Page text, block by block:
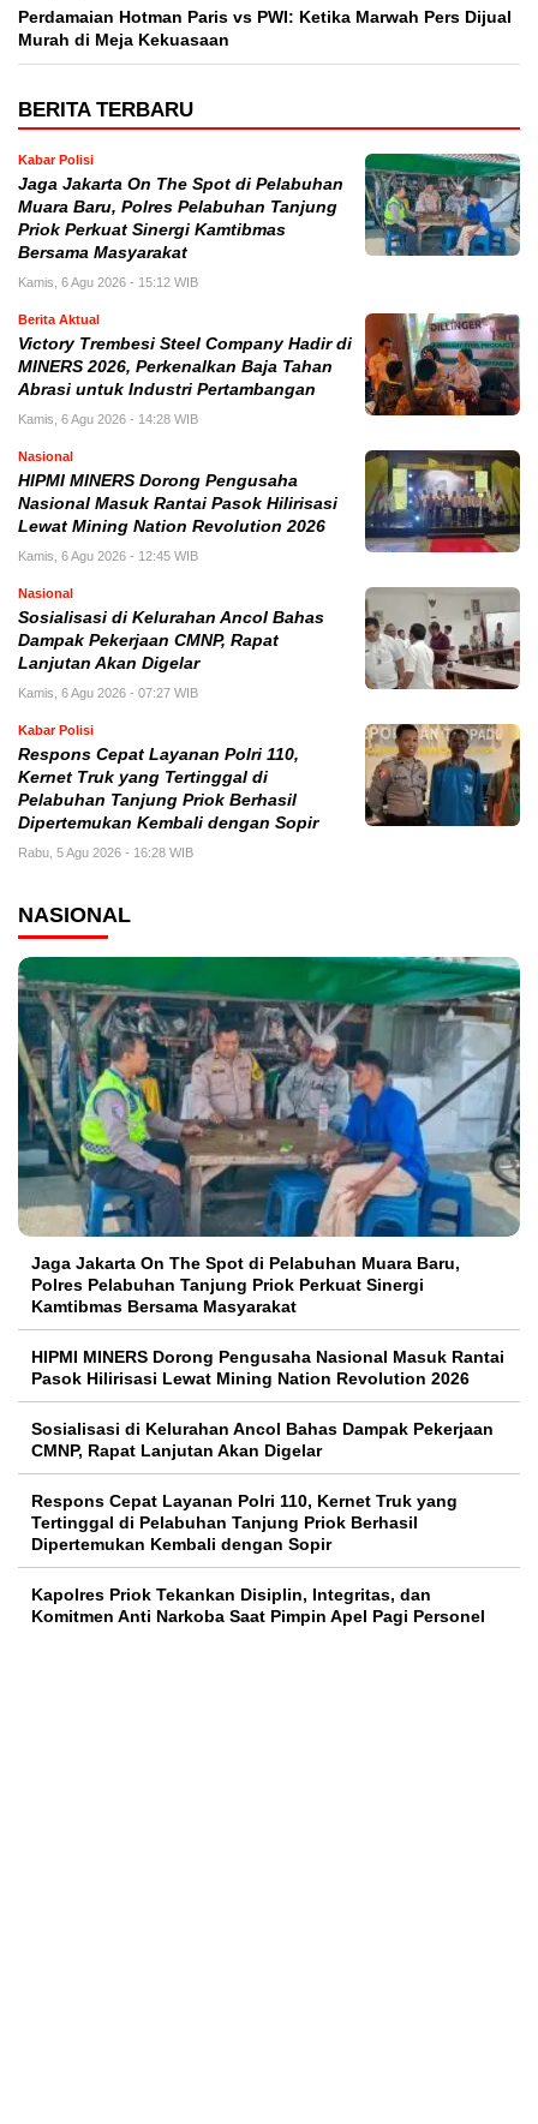
Perdamaian Hotman Paris vs PWI: Ketika Marwah Pers Dijual
Murah di Meja Kekuasaan
BERITA TERBARU
Kabar Polisi
Jaga Jakarta On The Spot di Pelabuhan
Muara Baru, Polres Pelabuhan Tanjung
Priok Perkuat Sinergi Kamtibmas
Bersama Masyarakat
Kamis, 6 Agu 2026 - 15:12 WIB
Berita Aktual
Victory Trembesi Steel Company Hadir di
MINERS 2026, Perkenalkan Baja Tahan
Abrasi untuk Industri Pertambangan
Kamis, 6 Agu 2026 - 14:28 WIB
Nasional
HIPMI MINERS Dorong Pengusaha
Nasional Masuk Rantai Pasok Hilirisasi
Lewat Mining Nation Revolution 2026
Kamis, 6 Agu 2026 - 12:45 WIB
Nasional
Sosialisasi di Kelurahan Ancol Bahas
Dampak Pekerjaan CMNP, Rapat
Lanjutan Akan Digelar
Kamis, 6 Agu 2026 - 07:27 WIB
Kabar Polisi
Respons Cepat Layanan Polri 110,
Kernet Truk yang Tertinggal di
Pelabuhan Tanjung Priok Berhasil
Dipertemukan Kembali dengan Sopir
Rabu, 5 Agu 2026 - 16:28 WIB
NASIONAL
Jaga Jakarta On The Spot di Pelabuhan Muara Baru,
Polres Pelabuhan Tanjung Priok Perkuat Sinergi
Kamtibmas Bersama Masyarakat
HIPMI MINERS Dorong Pengusaha Nasional Masuk Rantai
Pasok Hilirisasi Lewat Mining Nation Revolution 2026
Sosialisasi di Kelurahan Ancol Bahas Dampak Pekerjaan
CMNP, Rapat Lanjutan Akan Digelar
Respons Cepat Layanan Polri 110, Kernet Truk yang
Tertinggal di Pelabuhan Tanjung Priok Berhasil
Dipertemukan Kembali dengan Sopir
Kapolres Priok Tekankan Disiplin, Integritas, dan
Komitmen Anti Narkoba Saat Pimpin Apel Pagi Personel